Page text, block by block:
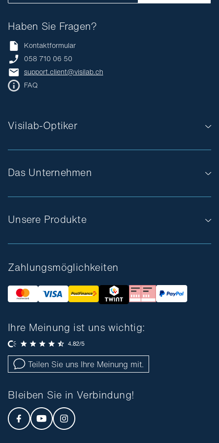
Das Unternehmen
Unsere Produkte
Visilab-Optiker
Haben Sie Fragen?
Kontaktformular
058 710 06 50
support.client@visilab.ch
FAQ
Zahlungsmöglichkeiten
Ihre Meinung ist uns wichtig:
Teilen Sie uns Ihre Meinung mit.
Bleiben Sie in Verbindung!